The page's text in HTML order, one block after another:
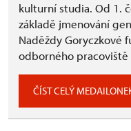
kulturní studia. Od 1.
základě jmenování
Naděždy Goryczkové
odborného pracoviště
ČÍST CELÝ